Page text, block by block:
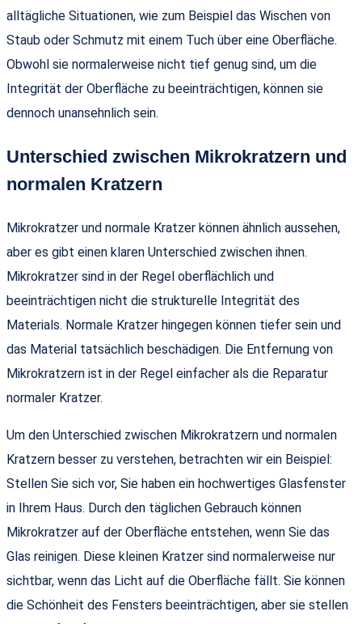
alltägliche Situationen, wie zum Beispiel das Wischen von
Staub oder Schmutz mit einem Tuch über eine Oberfläche.
Obwohl sie normalerweise nicht tief genug sind, um die
Integrität der Oberfläche zu beeinträchtigen, können sie
dennoch unansehnlich sein.
Unterschied zwischen Mikrokratzern und
normalen Kratzern
Mikrokratzer und normale Kratzer können ähnlich aussehen,
aber es gibt einen klaren Unterschied zwischen ihnen.
Mikrokratzer sind in der Regel oberflächlich und
beeinträchtigen nicht die strukturelle Integrität des
Materials. Normale Kratzer hingegen können tiefer sein und
das Material tatsächlich beschädigen. Die Entfernung von
Mikrokratzern ist in der Regel einfacher als die Reparatur
normaler Kratzer.
Um den Unterschied zwischen Mikrokratzern und normalen
Kratzern besser zu verstehen, betrachten wir ein Beispiel:
Stellen Sie sich vor, Sie haben ein hochwertiges Glasfenster
in Ihrem Haus. Durch den täglichen Gebrauch können
Mikrokratzer auf der Oberfläche entstehen, wenn Sie das
Glas reinigen. Diese kleinen Kratzer sind normalerweise nur
sichtbar, wenn das Licht auf die Oberfläche fällt. Sie können
die Schönheit des Fensters beeinträchtigen, aber sie stellen